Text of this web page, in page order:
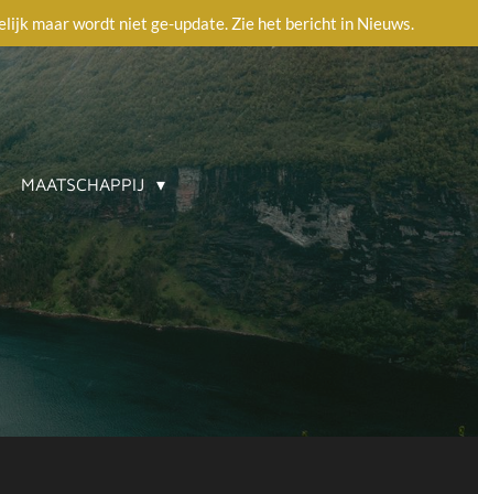
maar wordt niet ge-update. Zie het bericht in Nieuws.
MAATSCHAPPIJ